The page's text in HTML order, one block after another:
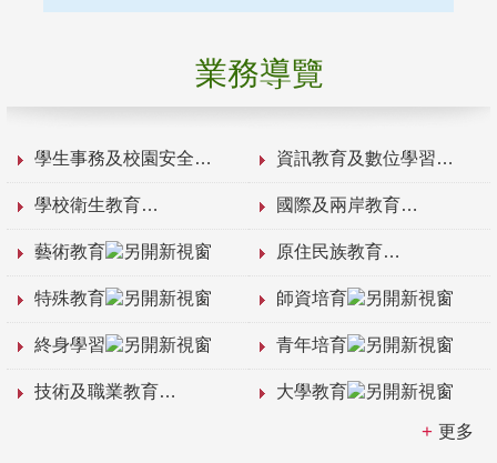
業務導覽
學生事務及校園安全 資訊教育及數位學習
學校衛生教育 國際及兩岸教育
藝術教育 原住民族教育
特殊教育 師資培育
終身學習 青年培育
技術及職業教育 大學教育
更多